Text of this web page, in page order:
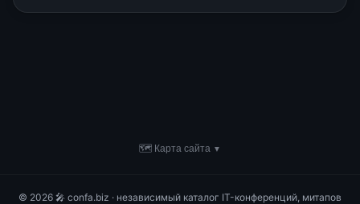
🗺 Карта сайта ▼
© 2026 🎤 confa.biz · независимый каталог IT-конференций, митапов